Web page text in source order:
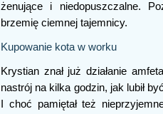
żenujące i niedopuszczalne.
brzemię ciemnej tajemnicy.
Kupowanie kota w worku
Krystian znał już działanie
nastrój na kilka godzin, jak lubił
I choć pamiętał też